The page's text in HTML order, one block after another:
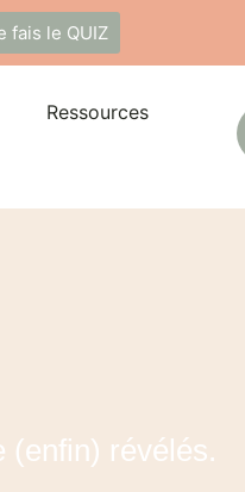
fais le QUIZ
Ressources
(enfin) révélés.